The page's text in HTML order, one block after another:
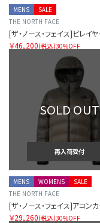
SALE
MENS
THE NORTH FACE
￥46,200(税込)30%OFF
SOLD OUT
再入荷受付
SALE
MENS
WOMENS
THE NORTH FACE
￥29,260(税込)30%OFF